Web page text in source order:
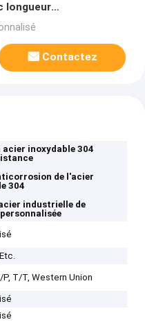
longueur
Contactez
acier inoxydable 304
de l'acier
304
industrielle de
P, T/T, Western Union